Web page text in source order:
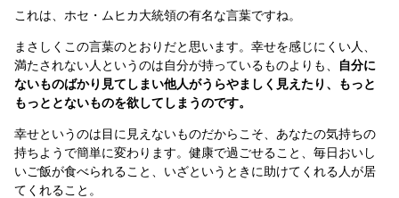
これは、ホセ・ムヒカ大統領の有名な言葉ですね。
まさしくこの言葉のとおりだと思います。幸せを感じにくい人、
満たされない人というのは自分が持っているものよりも、
自分に
ないものばかり見てしまい他人がうらやましく見えたり、もっと
もっととないものを欲してしまうのです。
幸せというのは目に見えないものだからこそ、あなたの気持ちの
持ちようで簡単に変わります。健康で過ごせること、毎日おいし
いご飯が食べられること、いざというときに助けてくれる人が居
てくれること。